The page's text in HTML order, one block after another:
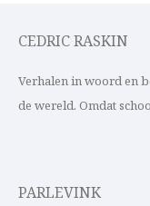
CEDRIC RASKIN
Verhalen in woord en
de wereld. Omdat
PARLEVINK